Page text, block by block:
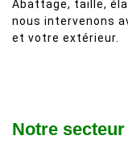
Abattage, taille,
nous intervenons
et votre extérieur.
Notre